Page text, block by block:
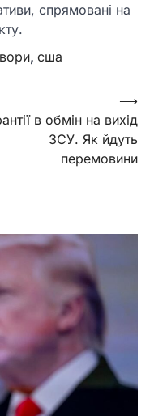
спрямовані на
, сша
в обмін на вихід
ЗСУ. Як йдуть
перемовини
⟶